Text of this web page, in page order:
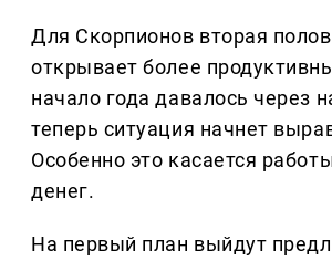
Для Скорпионов вторая
открывает более
начало года давалось через
теперь ситуация начнет
Особенно это касается
денег.
На первый план выйдут